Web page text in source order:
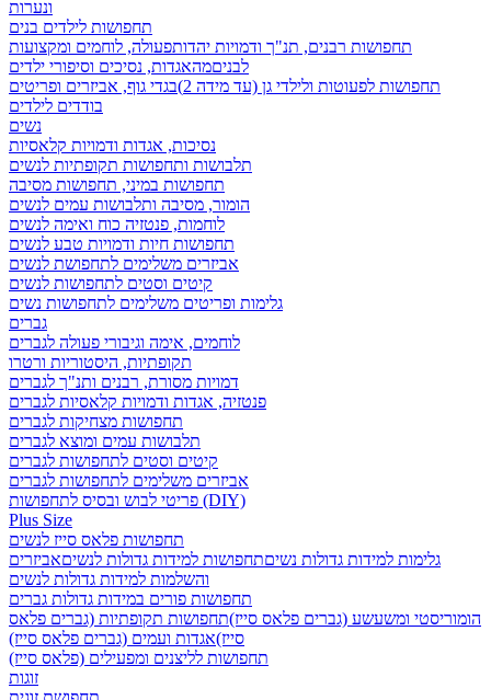
ונערות
תחפושות לילדים בנים
תחפושות רבנים, תנ"ך ודמויות יהדותפעולה, לוחמים ומקצועות
לבניםמהאגדות, נסיכים וסיפורי ילדים
תחפושות לפעוטות ולילדי גן (עד מידה 2)
בגדי גוף, אביזרים ופריטים
בודדים לילדים
נשים
נסיכות, אגדות ודמויות קלאסיות
תלבושות ותחפושות תקופתיות לנשים
תחפושות במיני, תחפושות מסיבה
הומור, מסיבה ותלבושות עמים לנשים
לוחמות, פנטזיה כוח ואימה לנשים
תחפושות חיות ודמויות טבע לנשים
אביזרים משלימים לתחפושת לנשים
קיטים וסטים לתחפושות לנשים
גלימות ופריטים משלימים לתחפושות נשים
גברים
לוחמים, אימה וגיבורי פעולה לגברים
תקופתיות, היסטוריות ורטרו
דמויות מסורת, רבנים ותנ"ך לגברים
פנטזיה, אגדות ודמויות קלאסיות לגברים
תחפושות מצחיקות לגברים
תלבושות עמים ומוצא לגברים
קיטים וסטים לתחפושות לגברים
אביזרים משלימים לתחפושות לגברים
פריטי לבוש ובסיס לתחפושות (DIY)
Plus Size
תחפושות פלאס סייז לנשים
גלימות למידות גדולות נשיםתחפושות למידות גדולות לנשיםאביזרים
והשלמות למידות גדולות לנשים
תחפושות פורים במידות גדולות גברים
הומוריסטי ומשעשע (גברים פלאס סייז)תחפושות תקופתיות (גברים פלאס
סייז)אגדות ועמים (גברים פלאס סייז)
תחפושות לליצנים ומפעילים (פלאס סייז)
זוגות